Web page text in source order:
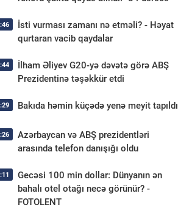
İsti vurması zamanı nə etməli? - Həyat
qurtaran vacib qaydalar
İlham Əliyev G20-yə dəvətə görə ABŞ
Prezidentinə təşəkkür etdi
Bakıda həmin küçədə yenə meyit tapıldı
Azərbaycan və ABŞ prezidentləri
arasında telefon danışığı oldu
Gecəsi 100 min dollar: Dünyanın ən
bahalı otel otağı necə görünür? -
FOTOLENT